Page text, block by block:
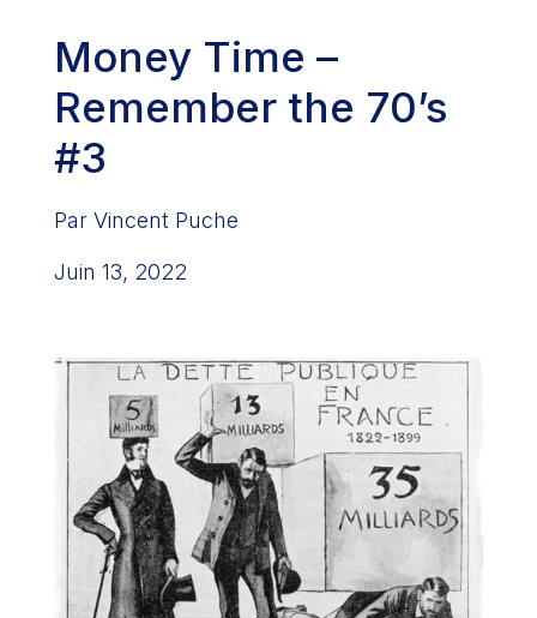
Money Time –
Remember the 70’s
#3
Par Vincent Puche
Juin 13, 2022